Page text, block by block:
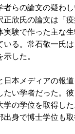
者らの論文の疑わ
正欣氏の論文は「
実験で作った主な
いる。常石敬一氏
した。
本メディアの報
たい学者だった。
学の学位を取得し
出身で博士学位も取